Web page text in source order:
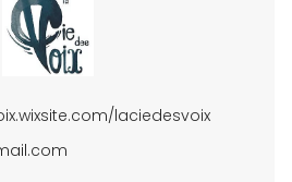
laciedesvoix